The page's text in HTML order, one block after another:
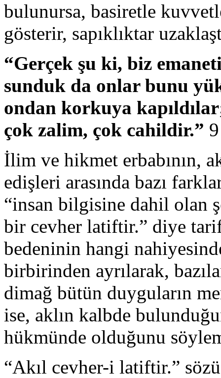
bulunursa, basiretle
gösterir, sapıklıktar
“Gerçek şu ki, biz
sunduk da onlar bunu
ondan korkuya
çok zalim, çok cahildir.” 9
İlim ve hikmet erbabının,
edişleri arasında bazı
“insan bilgisine dahil olan
bir cevher latiftir.” diye
bedeninin hangi
birbirinden ayrılarak,
dimağ bütün duyguların
ise, aklın kalbde
hükmünde olduğunu
“Akıl cevher-i latiftir.”